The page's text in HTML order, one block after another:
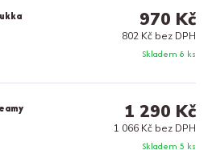
Skladem 8 ks
970 Kč
802 Kč bez DPH
Skladem 5 ks
1 290 Kč
1 066 Kč bez DPH